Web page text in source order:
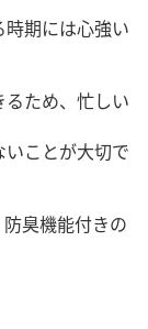
期には心強い
ため、忙しい
ことが大切で
臭機能付きの